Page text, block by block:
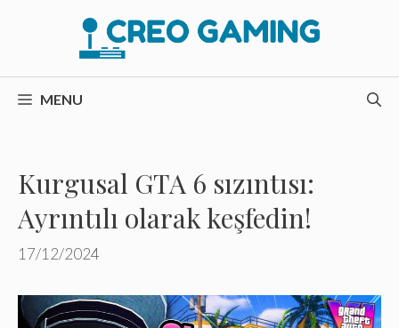
MENU
Kurgusal GTA 6 sızıntısı:
Ayrıntılı olarak keşfedin!
17/12/2024